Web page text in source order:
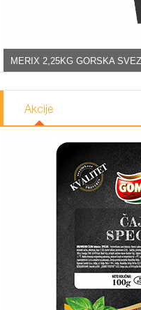
MERIX 2,25KG GORSKA
Akcije